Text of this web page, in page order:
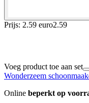
Prijs: 2.59 euro2.59
Voeg product toe aan set
Wonderzeem
Online beperkt op